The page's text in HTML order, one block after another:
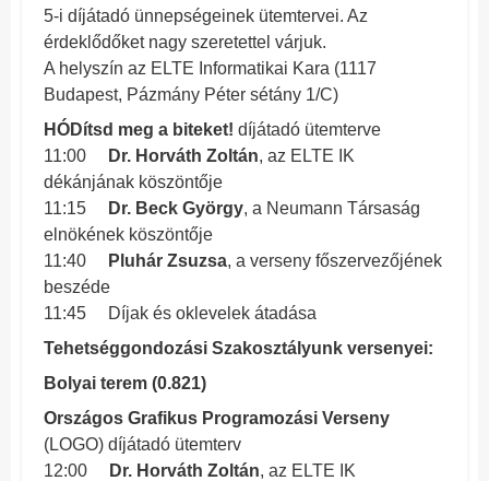
5-i díjátadó ünnepségeinek ütemtervei. Az
érdeklődőket nagy szeretettel várjuk.
A helyszín az ELTE Informatikai Kara (1117
Budapest, Pázmány Péter sétány 1/C)
HÓDítsd meg a biteket! díjátadó ütemterve
11:00
Dr. Horváth Zoltán, az ELTE IK
dékánjának köszöntője
11:15
Dr. Beck György, a Neumann Társaság
elnökének köszöntője
11:40
Pluhár Zsuzsa, a verseny főszervezőjének
beszéde
11:45 Díjak és oklevelek átadása
Tehetséggondozási Szakosztályunk versenyei:
Bolyai terem (0.821)
Országos Grafikus Programozási Verseny
(LOGO) díjátadó ütemterv
12:00
Dr. Horváth Zoltán, az ELTE IK